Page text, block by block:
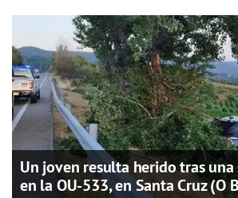
Un joven resulta herido tras una
en la OU-533, en Santa Cruz (O